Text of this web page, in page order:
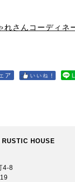
さんコーディネ
RUSTIC HOUSE
4-8